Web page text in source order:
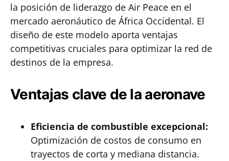
la posición de liderazgo de Air Peace en el
mercado aeronáutico de África Occidental. El
diseño de este modelo aporta ventajas
competitivas cruciales para optimizar la red de
destinos de la empresa.
Ventajas clave de la aeronave
Eficiencia de combustible excepcional:
Optimización de costos de consumo en
trayectos de corta y mediana distancia.